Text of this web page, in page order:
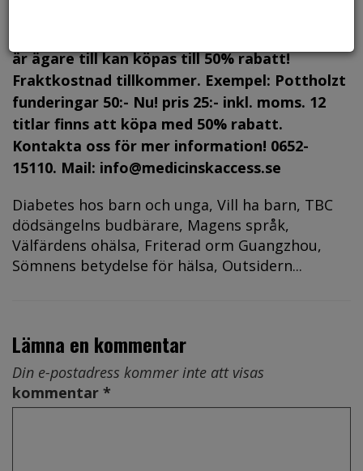
är ägare till kan köpas till 50% rabatt!
Fraktkostnad tillkommer. Exempel: Pottholzt
funderingar 50:- Nu! pris 25:- inkl. moms. 12
titlar finns att köpa med 50% rabatt.
Kontakta oss för mer information! 0652-
15110. Mail: info@medicinskaccess.se
Diabetes hos barn och unga, Vill ha barn, TBC
dödsängelns budbärare, Magens språk,
Välfärdens ohälsa, Friterad orm Guangzhou,
Sömnens betydelse för hälsa, Outsidern...
Lämna en kommentar
Din e-postadress kommer inte att visas
kommentar *